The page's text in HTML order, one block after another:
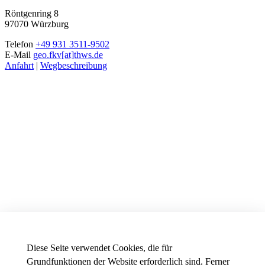
Diese Seite verwendet Cookies, die für
Grundfunktionen der Website erforderlich sind. Ferner
Röntgenring 8
97070 Würzburg
Telefon +49 931 3511-9502
E-Mail geo.fkv[at]thws.de
Anfahrt | Wegbeschreibung